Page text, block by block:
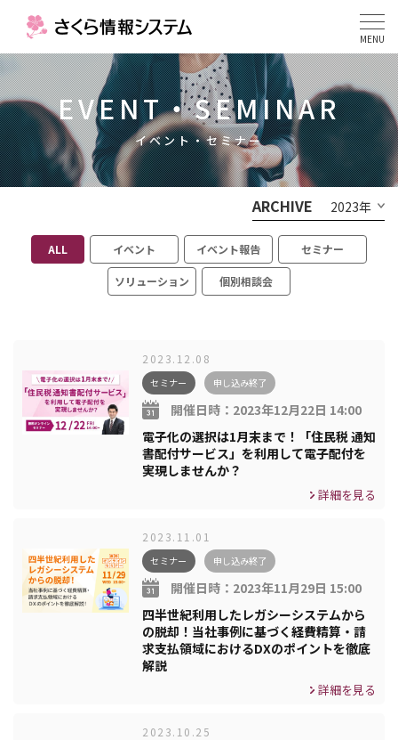
MENU
EVENT・SEMINAR
イベント・セミナー
ARCHIVE 2023年
ALL イベント イベント報告 セミナー
ソリューション 個別相談会
2023.12.08
セミナー 申し込み終了
開催日時： 2023年12月22日 14:00
電子化の選択は1月末まで！「住民税 通知
書配付サービス」を利用して電子配付を
実現しませんか？
詳細を見る
2023.11.01
セミナー 申し込み終了
開催日時： 2023年11月29日 15:00
四半世紀利用したレガシーシステムから
の脱却！当社事例に基づく経費精算・請
求支払領域におけるDXのポイントを徹底
解説
詳細を見る
2023.10.25